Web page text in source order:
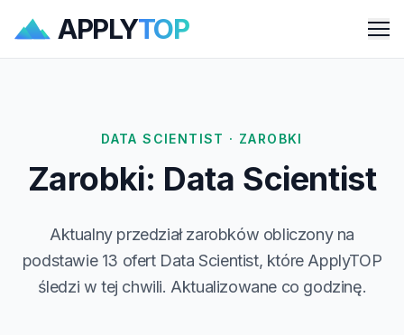
APPLYTOP
DATA SCIENTIST · ZAROBKI
Zarobki: Data Scientist
Aktualny przedział zarobków obliczony na
podstawie 13 ofert Data Scientist, które ApplyTOP
śledzi w tej chwili. Aktualizowane co godzinę.